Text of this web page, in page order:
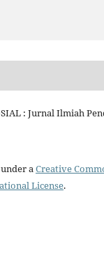
: Jurnal Ilmiah
aCreative
License.